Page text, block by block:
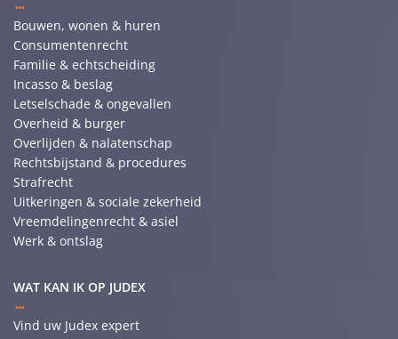
Bouwen, wonen & huren
Consumentenrecht
Familie & echtscheiding
Incasso & beslag
Letselschade & ongevallen
Overheid & burger
Overlijden & nalatenschap
Rechtsbijstand & procedures
Strafrecht
Uitkeringen & sociale zekerheid
Vreemdelingenrecht & asiel
Werk & ontslag
WAT KAN IK OP JUDEX
Vind uw Judex expert